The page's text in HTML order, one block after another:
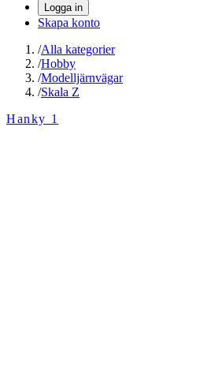
Logga in
Skapa konto
/Alla kategorier
/Hobby
/Modelljärnvägar
/Skala Z
Hanky 1